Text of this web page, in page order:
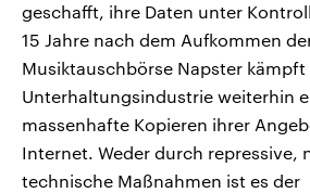
geschafft, ihre Daten unter
15 Jahre nach dem Aufkommen
Musiktauschbörse Napster kämpft
Unterhaltungsindustrie weiterhin
massenhafte Kopieren ihrer
Internet. Weder durch repressive,
technische Maßnahmen ist es der